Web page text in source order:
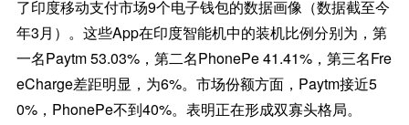
了印度移动支付市场9个电子钱包的数据画像（数据截至今
年3月）。这些App在印度智能机中的装机比例分别为，第
一名Paytm 53.03%，第二名PhonePe 41.41%，第三名Fre
eCharge差距明显，为6%。市场份额方面，Paytm接近5
0%，PhonePe不到40%。表明正在形成双寡头格局。